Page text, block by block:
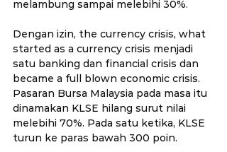
melambung sampai melebihi 30%.
Dengan izin, the currency crisis, what
started as a currency crisis menjadi
satu banking dan financial crisis dan
became a full blown economic crisis.
Pasaran Bursa Malaysia pada masa itu
dinamakan KLSE hilang surut nilai
melebihi 70%. Pada satu ketika, KLSE
turun ke paras bawah 300 poin.